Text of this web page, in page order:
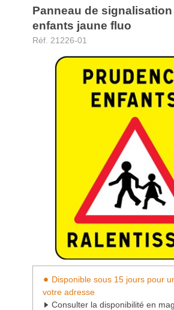
Panneau de
enfants jaune fluo
Réf. 21226-01
Disponible sous 15 jours pour
votre adresse
Consulter la disponibilité en